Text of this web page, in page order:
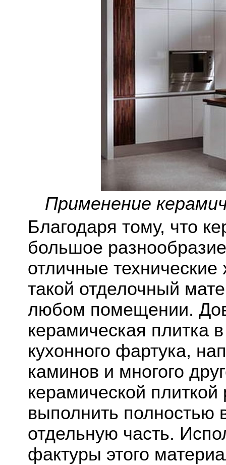
Применение
Благодаря тому, что
большое
отличные технические
такой отделочный
любом помещении.
керамическая плитка
кухонного фартука,
каминов и многого
керамической
выполнить полностью
отдельную часть.
фактуры этого